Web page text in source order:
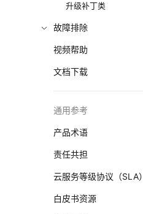
升级补丁类
故障排除
视频帮助
文档下载
通用参考
产品术语
责任共担
云服务等级协议（SLA）
白皮书资源